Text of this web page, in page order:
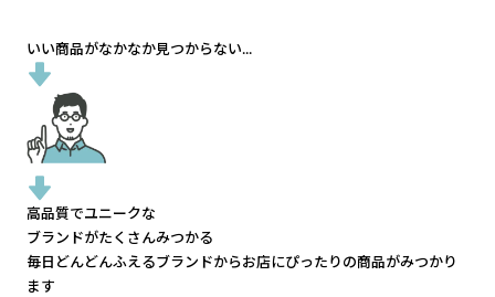
いい商品がなかなか見つからない...
高品質でユニークな
ブランドがたくさんみつかる
毎日どんどんふえるブランドからお店にぴったりの商品がみつかり
ます